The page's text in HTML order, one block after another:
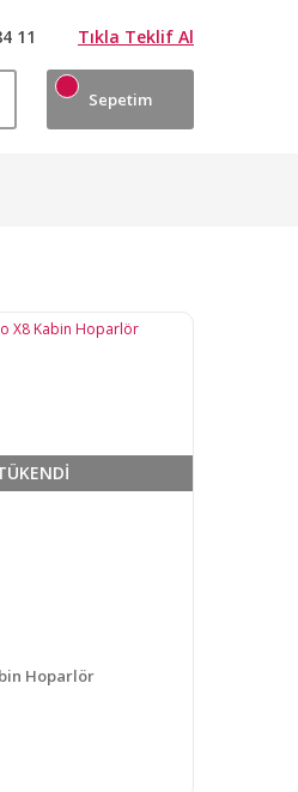
11 Tıkla Teklif Al
Sepetim
Hoparlör